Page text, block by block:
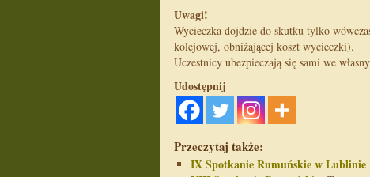
Uwagi!
Wycieczka dojdzie do skutku tylko
kolejowej, obniżającej koszt wycieczki).
Uczestnicy ubezpieczają się sami we
Udostępnij
Przeczytaj także:
IX Spotkanie Rumuńskie w Lublinie